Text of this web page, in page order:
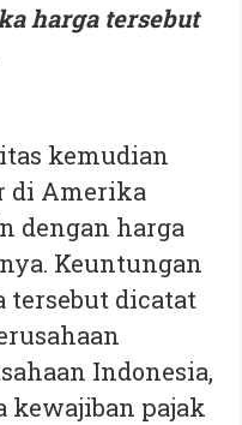
harga tersebut
kemudian
di Amerika
dengan harga
Keuntungan
tersebut dicatat
Indonesia,
kewajiban pajak